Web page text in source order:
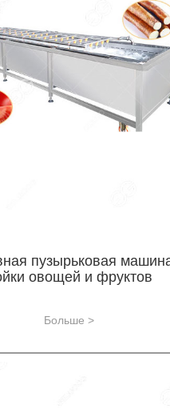
пузырьковая
овощей и фруктов
Больше >